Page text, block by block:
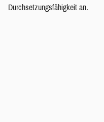
Durchsetzungsfähigkeit an.